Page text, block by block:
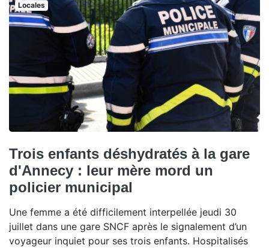
Locales
Trois enfants déshydratés à la gare
d'Annecy : leur mère mord un
policier municipal
Une femme a été difficilement interpellée jeudi 30
juillet dans une gare SNCF après le signalement d’un
voyageur inquiet pour ses trois enfants. Hospitalisés